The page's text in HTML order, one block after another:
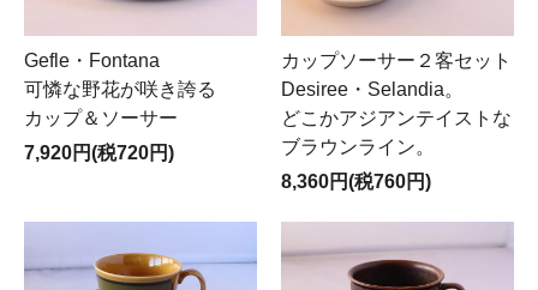
Gefle・Fontana
可憐な野花が咲き誇る
カップ＆ソーサー
7,920円(税720円)
カップソーサー２客セット
Desiree・Selandia。
どこかアジアンテイストな
ブラウンライン。
8,360円(税760円)